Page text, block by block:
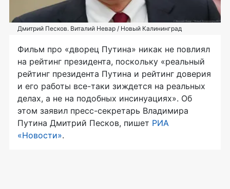
Дмитрий Песков. Виталий Невар / Новый Калининград
Фильм про «дворец Путина» никак не повлиял
на рейтинг президента, поскольку «реальный
рейтинг президента Путина и рейтинг доверия
и его работы все-таки зиждется на реальных
делах, а не на подобных инсинуациях». Об
этом заявил пресс-секретарь Владимира
Путина Дмитрий Песков, пишет РИА
«Новости».